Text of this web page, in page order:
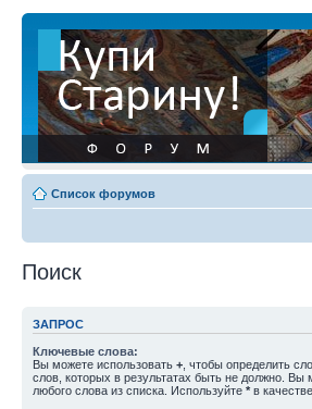
Список форумов
Поиск
ЗАПРОС
Ключевые слова:
Вы можете использовать + , чтобы определить
слов, которых в результатах быть не должно.
любого слова из списка. Используйте * в